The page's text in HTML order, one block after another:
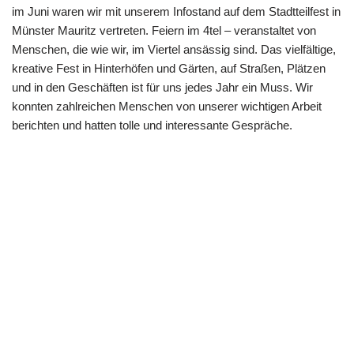
im Juni waren wir mit unserem Infostand auf dem Stadtteilfest in
Münster Mauritz vertreten. Feiern im 4tel – veranstaltet von
Menschen, die wie wir, im Viertel ansässig sind. Das vielfältige,
kreative Fest in Hinterhöfen und Gärten, auf Straßen, Plätzen
und in den Geschäften ist für uns jedes Jahr ein Muss. Wir
konnten zahlreichen Menschen von unserer wichtigen Arbeit
berichten und hatten tolle und interessante Gespräche.